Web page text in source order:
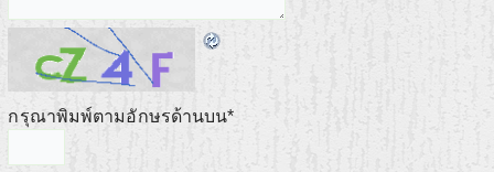
กรุณาพิมพ์ตามอักษรด้านบน*